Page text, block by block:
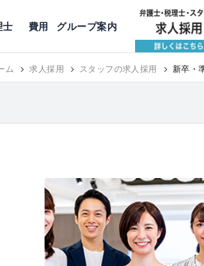
公益活動
京都
士 費用 グループ案内
東京にて、相談予約スタッフ募集（月給38
ム 求人採用 スタッフの求人採用 新卒・